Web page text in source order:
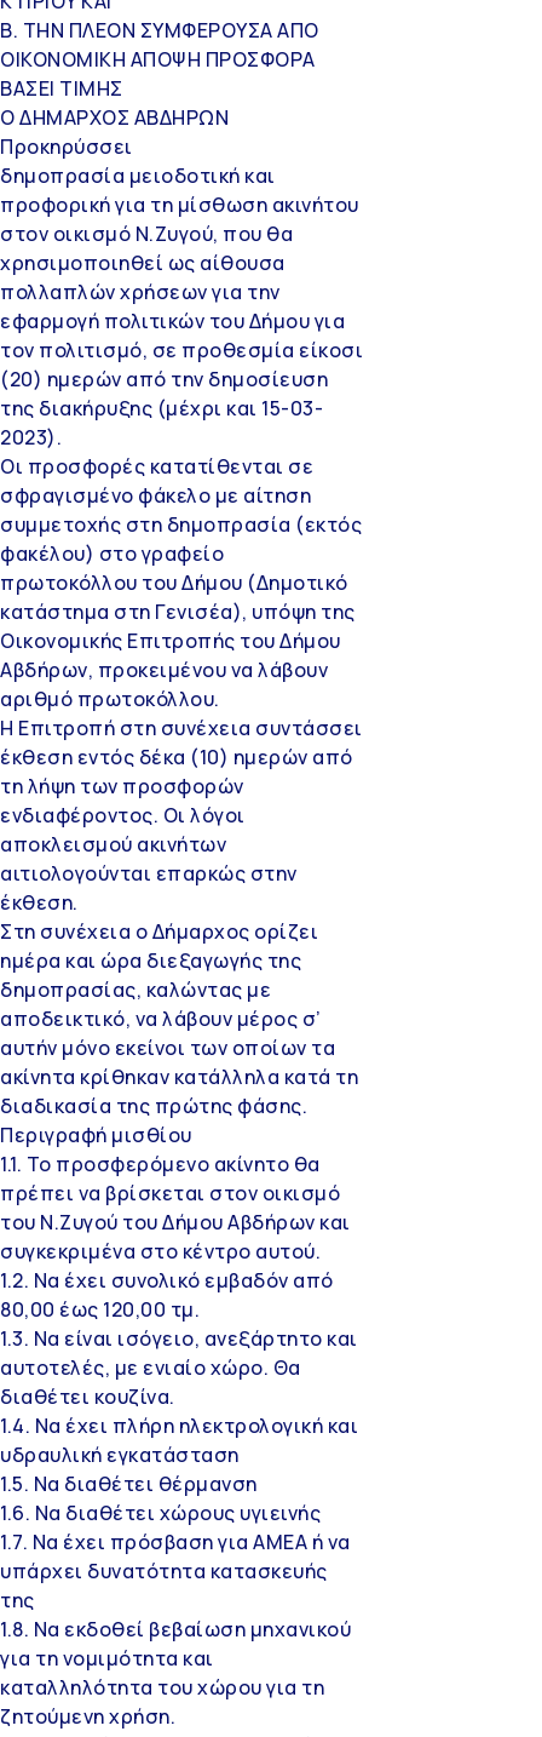
Β. ΤΗΝ ΠΛΕΟΝ ΣΥΜΦΕΡΟΥΣΑ ΑΠΟ
ΟΙΚΟΝΟΜΙΚΗ ΑΠΟΨΗ ΠΡΟΣΦΟΡΑ
ΒΑΣΕΙ ΤΙΜΗΣ
Ο ΔΗΜΑΡΧΟΣ ΑΒΔΗΡΩΝ
Προκηρύσσει
δημοπρασία μειοδοτική και
προφορική για τη μίσθωση ακινήτου
στον οικισμό Ν.Ζυγού, που θα
χρησιμοποιηθεί ως αίθουσα
πολλαπλών χρήσεων για την
εφαρμογή πολιτικών του Δήμου για
τον πολιτισμό, σε προθεσμία είκοσι
(20) ημερών από την δημοσίευση
της διακήρυξης (μέχρι και 15-03-
2023).
Οι προσφορές κατατίθενται σε
σφραγισμένο φάκελο με αίτηση
συμμετοχής στη δημοπρασία (εκτός
φακέλου) στο γραφείο
πρωτοκόλλου του Δήμου (Δημοτικό
κατάστημα στη Γενισέα), υπόψη της
Οικονομικής Επιτροπής του Δήμου
Αβδήρων, προκειμένου να λάβουν
αριθμό πρωτοκόλλου.
Η Επιτροπή στη συνέχεια συντάσσει
έκθεση εντός δέκα (10) ημερών από
τη λήψη των προσφορών
ενδιαφέροντος. Οι λόγοι
αποκλεισμού ακινήτων
αιτιολογούνται επαρκώς στην
έκθεση.
Στη συνέχεια ο Δήμαρχος ορίζει
ημέρα και ώρα διεξαγωγής της
δημοπρασίας, καλώντας με
αποδεικτικό, να λάβουν μέρος σ’
αυτήν μόνο εκείνοι των οποίων τα
ακίνητα κρίθηκαν κατάλληλα κατά τη
διαδικασία της πρώτης φάσης.
Περιγραφή μισθίου
1.1. Το προσφερόμενο ακίνητο θα
πρέπει να βρίσκεται στον οικισμό
του Ν.Ζυγού του Δήμου Αβδήρων και
συγκεκριμένα στο κέντρο αυτού.
1.2. Να έχει συνολικό εμβαδόν από
80,00 έως 120,00 τμ.
1.3. Να είναι ισόγειο, ανεξάρτητο και
αυτοτελές, με ενιαίο χώρο. Θα
διαθέτει κουζίνα.
1.4. Να έχει πλήρη ηλεκτρολογική και
υδραυλική εγκατάσταση
1.5. Να διαθέτει θέρμανση
1.6. Να διαθέτει χώρους υγιεινής
1.7. Να έχει πρόσβαση για ΑΜΕΑ ή να
υπάρχει δυνατότητα κατασκευής
της
1.8. Να εκδοθεί βεβαίωση μηχανικού
για τη νομιμότητα και
καταλληλότητα του χώρου για τη
ζητούμενη χρήση.